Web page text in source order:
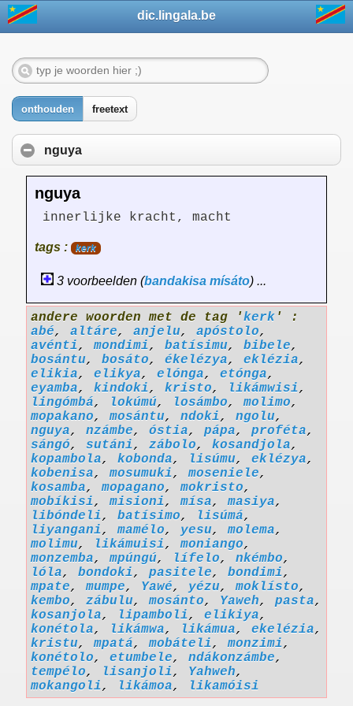
dic.lingala.be
onthouden freetext
nguya
nguya
innerlijke kracht, macht
tags : kerk
3 voorbeelden (bandakisa mísáto) ...
andere woorden met de tag 'kerk ' :
abé, altáre, anjelu, apóstolo,
avénti,mondimi, batísimu, bibele,
bosántu, bosáto, ékelézya, eklézia,
elikia, elikya, elónga, etónga,
eyamba, kindoki, kristo, likámwisi,
lingómbá, lokúmú, losámbo,molimo,
mopakano,mosántu, ndoki, ngolu,
nguya, nzámbe, óstia, pápa, proféta,
sángó, sutáni, zábolo, kosandjola,
kopambola, kobonda, lisúmu, eklézya,
kobenisa,mosumuki,moseniele,
kosamba,mopagano,mokristo,
mobíkisi,misioni,mísa,masiya,
libóndeli, batísimo, lisúmá,
liyangani,mamélo, yesu,molema,
molimu, likámuisi,moniango,
monzemba,mpúngú, lífelo, nkémbo,
lóla, bondoki, pasitele, bondimi,
mpate,mumpe, Yawé, yézu,moklísto,
kembo, zábulu,mosánto, Yaweh, pasta,
kosanjola, lipamboli, elikiya,
konétola, likámwa, likámua, ekelézia,
kristu,mpatá,mobáteli,monzimi,
konétolo, etumbele, ndákonzámbe,
tempélo, lisanjoli, Yahweh,
mokangoli, likámoa, likamóisi